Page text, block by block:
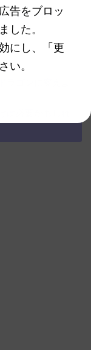
(ﾜｯﾁｮｲW
告をブロッ
した。
にし、「更
い。